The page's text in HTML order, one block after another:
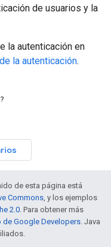
de usuarios y la
la autenticación en
la autenticación.
de esta página está
Commons, y los ejemplos
2.0. Para obtener más
Google Developers. Java